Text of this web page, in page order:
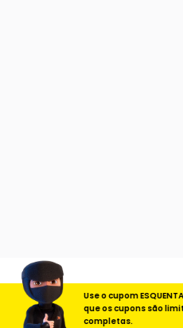
Use o cupom
que os cupons são
completas.